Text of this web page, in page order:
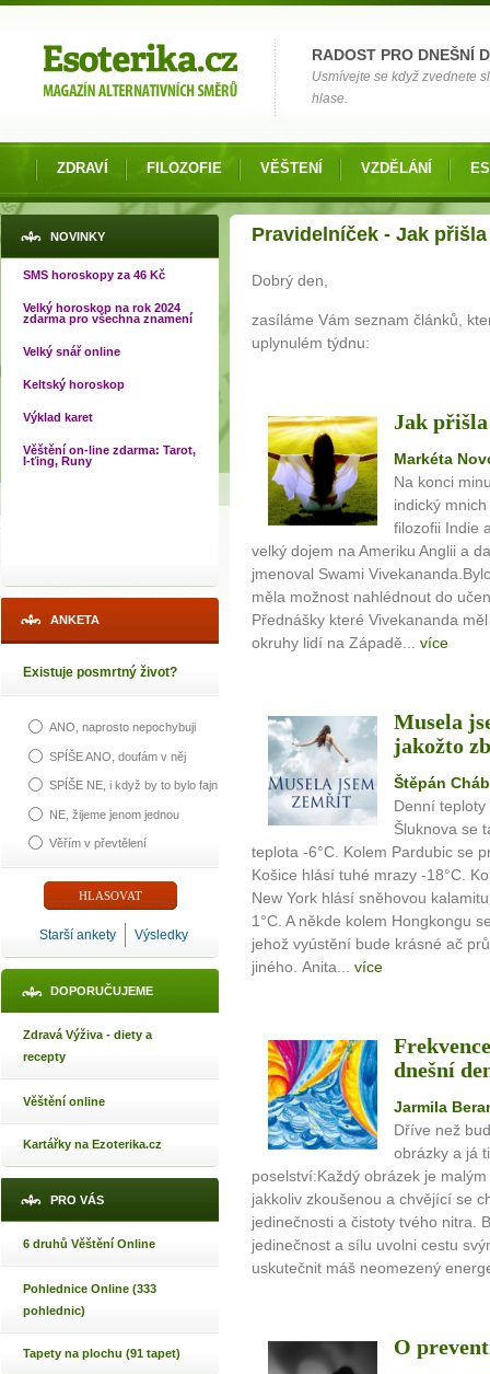
RADOST PRO DNEŠNÍ
Usmívejte se když zvednete
hlase.
ZDRAVÍ FILOZOFIE VĚŠTENÍ VZDĚLÁNÍ
NOVINKY
SMS horoskopy za 46 Kč
Velký horoskop na rok 2024
zdarma pro všechna znamení
Velký snář online
Keltský horoskop
Výklad karet
Věštění on-line zdarma: Tarot,
I-ťing, Runy
ANKETA
Existuje posmrtný život?
ANO, naprosto nepochybuji
SPÍŠE ANO, doufám v něj
SPÍŠE NE, i když by to bylo fajn
NE, žijeme jenom jednou
Věřím v převtělení
Starší ankety Výsledky
DOPORUČUJEME
Zdravá Výživa - diety a
recepty
Věštění online
Kartářky na Ezoterika.cz
PRO VÁS
6 druhů Věštění Online
Pohlednice Online (333
pohlednic)
Tapety na plochu (91 tapet)
Jste zde
Pravidelníček - Jak
Dobrý den,
zasíláme Vám seznam článků,
uplynulém týdnu:
Jak přišla
Markéta
Na konci
indický
filozofii Indie
velký dojem na Ameriku Anglii a
jmenoval Swami
měla možnost nahlédnout do
Přednášky které Vivekananda
okruhy lidí na Západě... více
Musela
jakožto
Štěpán Cháb
Denní
Šluknova se
teplota -6°C. Kolem Pardubic se
Košice hlásí tuhé mrazy -18°C.
New York hlásí sněhovou
1°C. A někde kolem Hongkongu
jehož vyústění bude krásné ač
jiného. Anita... více
dnešní
Jarmila
Dříve než
obrázky a já
poselství:Každý obrázek je
jakkoliv zkoušenou a chvějící se
jedinečnosti a čistoty tvého nitra.
jedinečnost a sílu uvolni cestu
uskutečnit máš neomezený
O